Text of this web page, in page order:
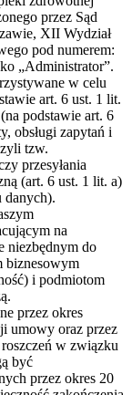
przez Sąd
XII Wydział
pod numerem:
„Administrator”.
w celu
art. 6 ust. 1 lit.
podstawie art. 6
obsługi zapytań i
tzw.
przesyłania
(art. 6 ust. 1 lit. a)
danych).
na
niezbędnym do
biznesowym
i podmiotom
przez okres
umowy oraz przez
w związku
być
przez okres 20